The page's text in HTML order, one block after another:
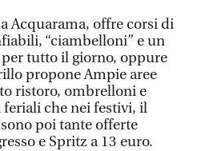
Acquarama, offre corsi di
“ciambelloni” e un
tutto il giorno, oppure
propone Ampie aree
ristoro, ombrelloni e
che nei festivi, il
poi tante offerte
e Spritz a 13 euro.